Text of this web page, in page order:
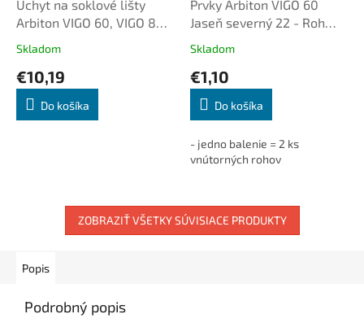
Úchyt na soklové lišty
Arbiton VIGO 60, VIGO 80,
Skladom
€10,19
Do košíka
Prvky Arbiton VIGO 60
Jaseň severný 22 - Roh
Skladom
€1,10
Do košíka
- jedno balenie = 2 ks
vnútorných rohov
ZOBRAZIŤ VŠETKY SÚVISIACE PRODUKTY
Popis
Podrobný popis